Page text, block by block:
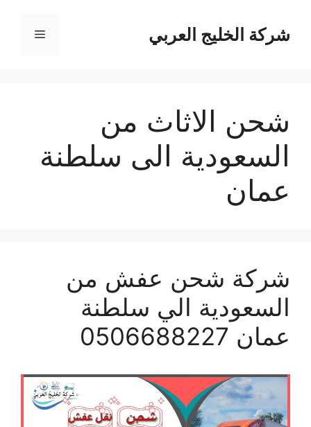
المحتوىشركة الخليج العربي القائمة
شحن الاثاث من
السعودية الى سلطنة
عمان
شركة شحن عفش من
السعودية الي سلطنة
عمان 0506688227